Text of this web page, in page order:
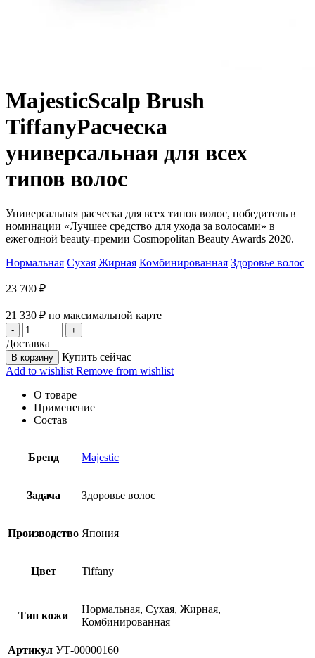
MajesticScalp Brush
TiffanyРасческа
универсальная для всех
типов волос
Универсальная расческа для всех типов волос, победитель в
номинации «Лучшее средство для ухода за волосами» в
ежегодной beauty-премии Cosmopolitan Beauty Awards 2020.
Нормальная Сухая Жирная Комбинированная Здоровье волос
23 700 ₽
21 330 ₽ по максимальной карте
Доставка
В корзину
Купить сейчас
Add to wishlist Remove from wishlist
О товаре
Применение
Состав
Бренд Majestic
Задача Здоровье волос
Производство Япония
Цвет Tiffany
Тип кожи
Нормальная, Сухая, Жирная,
Комбинированная
Артикул УТ-00000160